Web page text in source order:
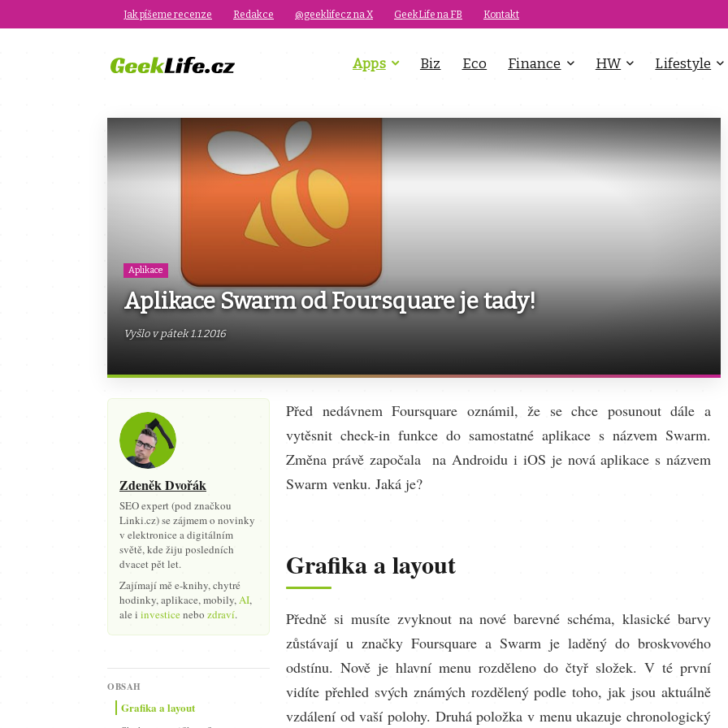
Jak píšeme recenze Redakce @geeklifecz na X GeekLife na FB Kontakt
Apps Biz Eco Finance HW Lifestyle
Aplikace
Aplikace Swarm od Foursquare je tady!
Vyšlo v pátek 1.1.2016
Zdeněk Dvořák
SEO expert (pod značkou
Linki.cz) se zájmem o novinky
v elektronice a digitálním
světě, kde žiju posledních
dvacet pět let.
Zajímají mě e-knihy, chytré
hodinky, aplikace, mobily,AI,
ale i investicenebo zdraví.
OBSAH
Grafika a layout
Před nedávnem Foursquare oznámil, že se chce posunout dále a
vytěsnit check-in funkce do samostatné aplikace s názvem Swarm.
Změna právě započala na Androidu i iOS je nová aplikace s názvem
Swarm venku. Jaká je?
Grafika a layout
Předně si musíte zvyknout na nové barevné schéma, klasické barvy
zůstávají u značky Foursquare a Swarm je laděný do broskvového
odstínu. Nově je hlavní menu rozděleno do čtyř složek. V té první
vidíte přehled svých známých rozdělený podle toho, jak jsou aktuálně
vzdálení od vaší polohy. Druhá položka v menu ukazuje chronologický